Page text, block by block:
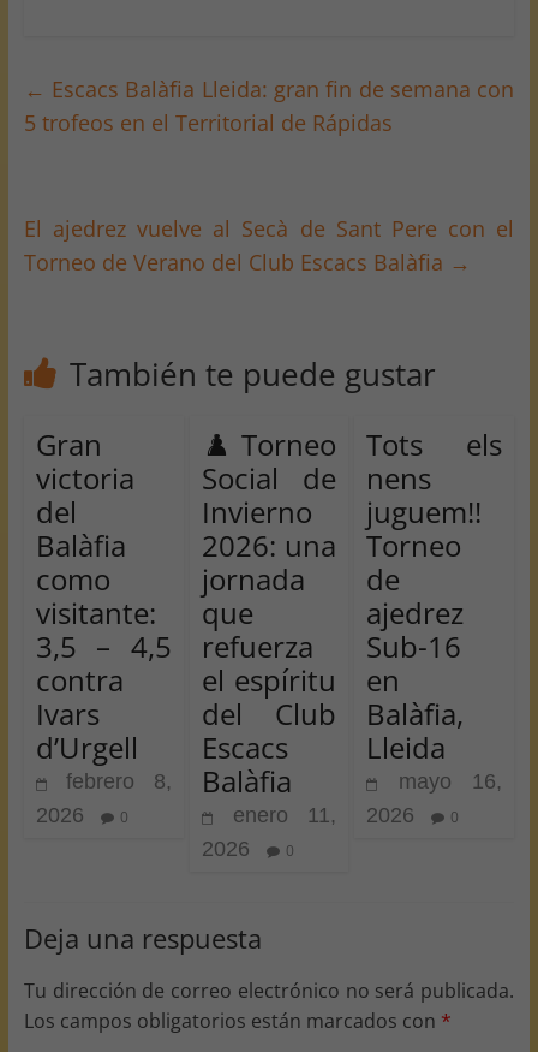
← Escacs Balàfia Lleida: gran fin de semana con
5 trofeos en el Territorial de Rápidas
El ajedrez vuelve al Secà de Sant Pere con el
Torneo de Verano del Club Escacs Balàfia →
También te puede gustar
Gran
victoria
del
Balàfia
como
visitante:
3,5 – 4,5
contra
Ivars
d’Urgell
febrero 8,
2026
0
♟️ Torneo
Social de
Invierno
2026: una
jornada
que
refuerza
el espíritu
del Club
Escacs
Balàfia
enero 11,
2026
0
Tots els
nens
juguem!!
Torneo
de
ajedrez
Sub-16
en
Balàfia,
Lleida
mayo 16,
2026
0
Deja una respuesta
Tu dirección de correo electrónico no será publicada.
Los campos obligatorios están marcados con *